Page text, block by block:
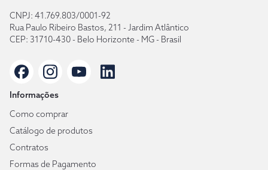
CNPJ: 41.769.803/0001-92
Rua Paulo Ribeiro Bastos, 211 - Jardim Atlântico
CEP: 31710-430 - Belo Horizonte - MG - Brasil
Informações
Como comprar
Catálogo de produtos
Contratos
Formas de Pagamento